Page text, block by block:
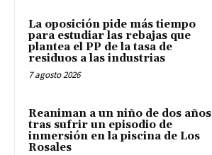
La oposición pide más tiempo
para estudiar las rebajas que
plantea el PP de la tasa de
residuos a las industrias
7 agosto 2026
Reaniman a un niño de dos años
tras sufrir un episodio de
inmersión en la piscina de Los
Rosales